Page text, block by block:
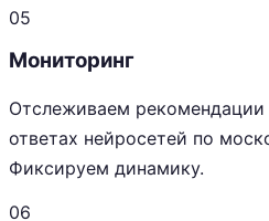
05
Мониторинг
Отслеживаем рекомендации
ответах нейросетей по
Фиксируем динамику.
06